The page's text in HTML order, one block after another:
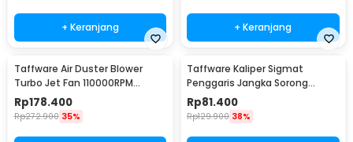
+ Keranjang + Keranjang
Taffware Air Duster Blower
Turbo Jet Fan 110000RPM
4000mAh 100W - Y1
Rp178.400
Rp272.900 35%
Taffware Kaliper Sigmat
Penggaris Jangka Sorong
Digital LCD 150mm - SH20
Rp81.400
Rp129.900 38%